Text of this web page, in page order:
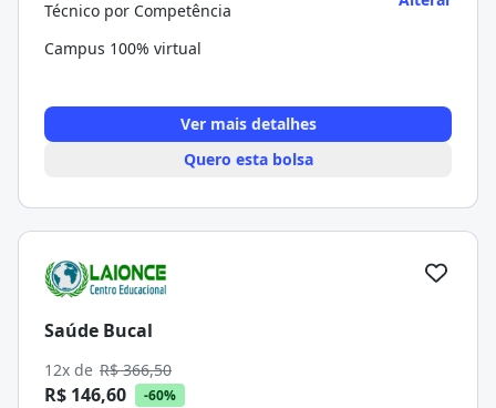
Técnico por Competência
Campus 100% virtual
Ver mais detalhes
Quero esta bolsa
Saúde Bucal
12x de R$ 366,50
R$ 146,60 -60%